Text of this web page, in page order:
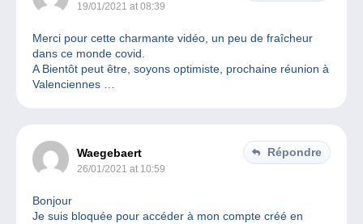
19/01/2021 at 08:39
Merci pour cette charmante vidéo, un peu de fraîcheur
dans ce monde covid.
A Bientôt peut être, soyons optimiste, prochaine réunion à
Valenciennes …
Waegebaert
26/01/2021 at 10:59
Répondre
Bonjour
Je suis bloquée pour accéder à mon compte créé en